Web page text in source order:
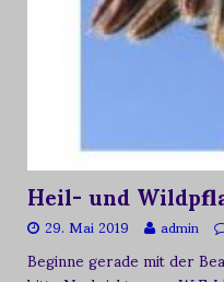
Heil- und
29. Mai 2019 admin
Beginne gerade mit der